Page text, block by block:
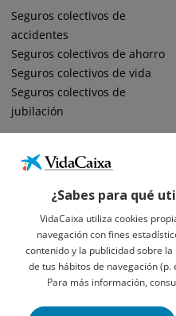
¿Sabes para qué
VidaCaixa utiliza cookies
navegación con fines
contenido y la publicidad sobre
de tus hábitos de navegación (p.
Para más información,
Seguros colectivos de
accidentes
Seguros colectivos de ahorro
Seguros colectivos de vida
Seguros colectivos de
jubilación
Informació Legal Sobre VidaCaixa, S.A.
Avís Legal
Privacidad